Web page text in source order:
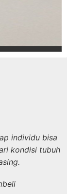
individu bisa
kondisi tubuh